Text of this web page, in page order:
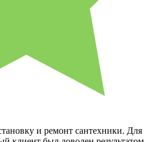
и ремонт сантехники. Для